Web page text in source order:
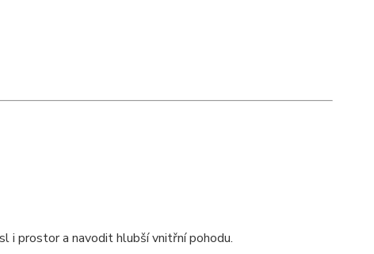
i prostor a navodit hlubší vnitřní pohodu.